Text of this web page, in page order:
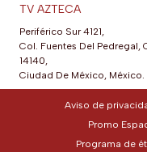
TV AZTECA
Periférico Sur 4121,
Col. Fuentes Del Pedregal,
14140,
Ciudad De México, México.
Aviso de
Promo
Programa de